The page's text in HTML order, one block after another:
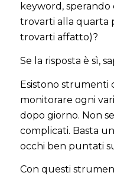
keyword,
trovarti alla quarta
trovarti affatto)?
Se la risposta è sì,
Esistono strumenti
monitorare ogni
dopo giorno. Non
complicati. Basta
occhi ben puntati
Con questi